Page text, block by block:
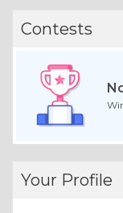
Contests
Your Profile